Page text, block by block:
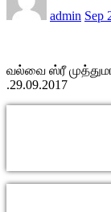
admin Sep
வல்வை ஸ்ரீ
.29.09.2017